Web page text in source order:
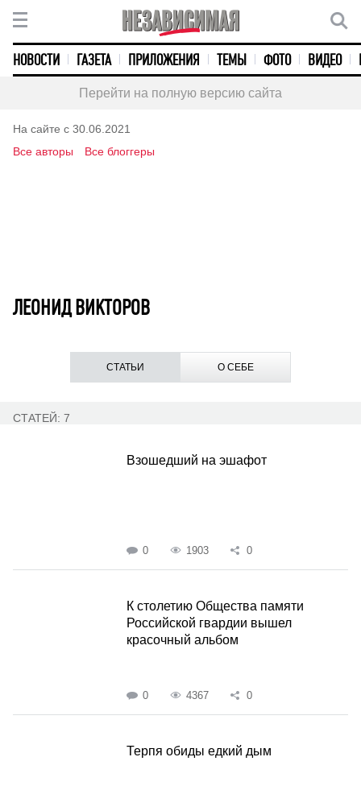
НОВОСТИ ГАЗЕТА ПРИЛОЖЕНИЯ ТЕМЫ ФОТО ВИДЕО
Перейти на полную версию сайта
На сайте с 30.06.2021
Все авторы
Все блоггеры
ЛЕОНИД ВИКТОРОВ
СТАТЬИ О СЕБЕ
СТАТЕЙ: 7
Взошедший на эшафот
0 1903 0
К столетию Общества памяти
Российской гвардии вышел
красочный альбом
0 4367 0
Терпя обиды едкий дым